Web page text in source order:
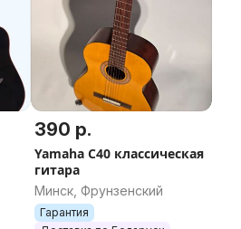
390 р.
Yamaha C40 классическая
гитара
Минск, Фрунзенский
Гарантия